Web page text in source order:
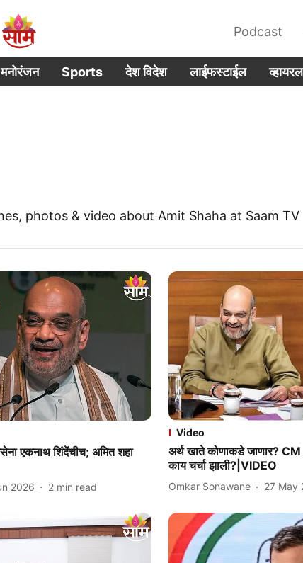
Podcast
मनोरंजन Sports देश विदेश लाईफस्टाईल
photos & video about Amit Shaha at Saam TV
एकनाथ शिंदेंचीच; अमित शहा
2026 2 min read
Video
अर्थ खाते कोणाकडे जाणार?
काय चर्चा झाली?|VIDEO
Omkar Sonawane 27 May